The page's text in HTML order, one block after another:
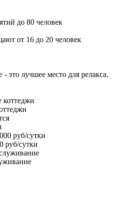
до 80 человек
от 16 до 20 человек
это лучшее место для релакса.
руб/сутки